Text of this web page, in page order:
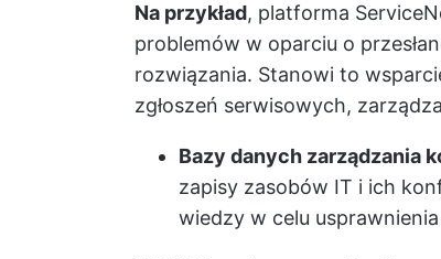
Na przykład, platforma
problemów w oparciu o
rozwiązania. Stanowi to
zgłoszeń serwisowych,
Bazy danych zarządzania
zapisy zasobów IT i ich
wiedzy w celu